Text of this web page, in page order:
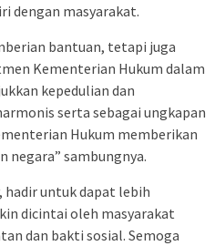
dengan masyarakat.
bantuan, tetapi juga
Kementerian Hukum dalam
kepedulian dan
serta sebagai ungkapan
Hukum memberikan
negara” sambungnya.
hadir untuk dapat lebih
dicintai oleh masyarakat
dan bakti sosial. Semoga